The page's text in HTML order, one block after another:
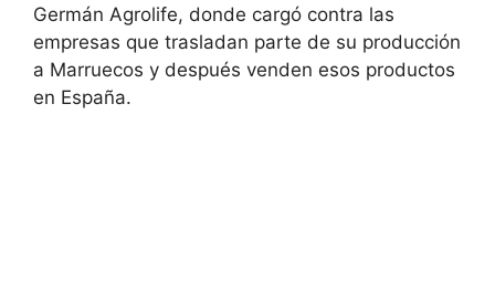
Germán Agrolife, donde cargó contra las
empresas que trasladan parte de su producción
a Marruecos y después venden esos productos
en España.